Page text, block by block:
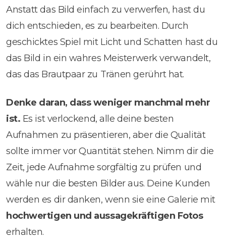
Anstatt das Bild einfach zu verwerfen, hast du
dich entschieden, es zu bearbeiten. Durch
geschicktes Spiel mit Licht und Schatten hast du
das Bild in ein wahres Meisterwerk verwandelt,
das das Brautpaar zu Tränen gerührt hat.
Denke daran, dass weniger manchmal mehr
ist. Es ist verlockend, alle deine besten
Aufnahmen zu präsentieren, aber die Qualität
sollte immer vor Quantität stehen. Nimm dir die
Zeit, jede Aufnahme sorgfältig zu prüfen und
wähle nur die besten Bilder aus. Deine Kunden
werden es dir danken, wenn sie eine Galerie mit
hochwertigen und aussagekräftigen Fotos
erhalten.